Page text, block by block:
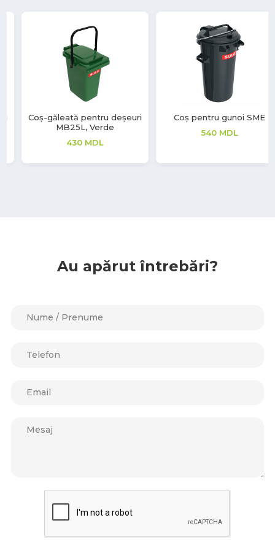
Coș pentru gunoi SME
540MDL
Coș gunoi cu pedală
lucios
Au apărut întrebări?